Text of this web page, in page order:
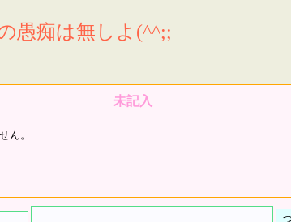
愚痴は無しよ(^^;;
未記入
ん。